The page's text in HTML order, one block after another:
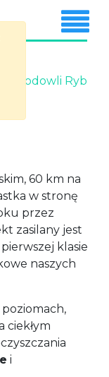
Hodowli Ryb
60 km na
w stronę
przez
zasilany jest
klasie
naszych
ciekłym
i